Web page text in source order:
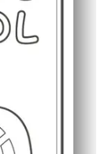
bruke den til